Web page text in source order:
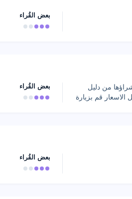
بعض القُراء
من دليل
قم بزيارة
بعض القُراء
بعض القُراء